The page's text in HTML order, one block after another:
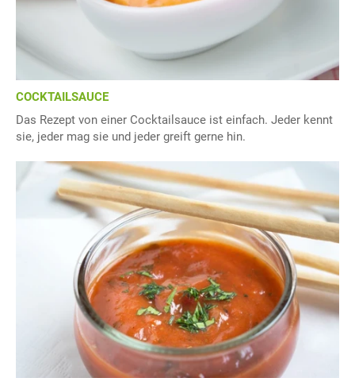
COCKTAILSAUCE
Das Rezept von einer Cocktailsauce ist einfach. Jeder kennt
sie, jeder mag sie und jeder greift gerne hin.